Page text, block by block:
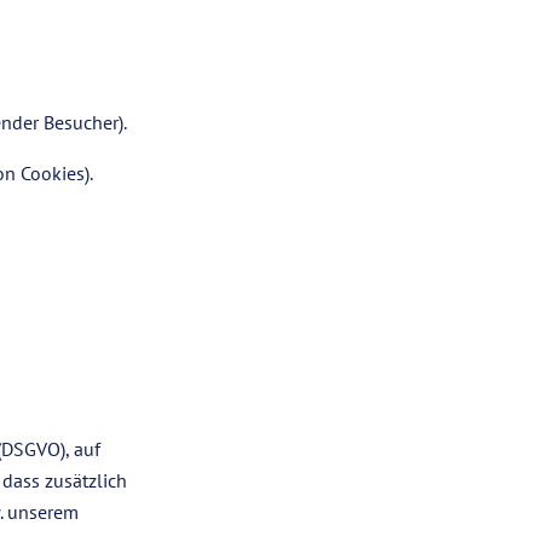
Besucher).
Cookies).
auf
zusätzlich
unserem